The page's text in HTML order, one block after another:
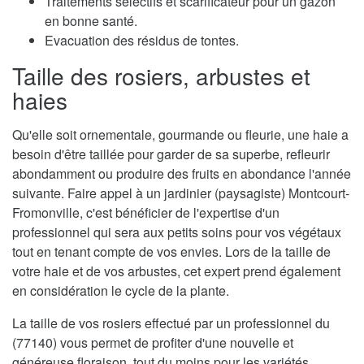
en bonne santé.
Evacuation des résidus de tontes.
Taille des rosiers, arbustes et
haies
Qu'elle soit ornementale, gourmande ou fleurie, une haie a
besoin d'être taillée pour garder de sa superbe, refleurir
abondamment ou produire des fruits en abondance l'année
suivante. Faire appel à un jardinier (paysagiste) Montcourt-
Fromonville, c'est bénéficier de l'expertise d'un
professionnel qui sera aux petits soins pour vos végétaux
tout en tenant compte de vos envies. Lors de la taille de
votre haie et de vos arbustes, cet expert prend également
en considération le cycle de la plante.
La taille de vos rosiers effectué par un professionnel du
(77140) vous permet de profiter d'une nouvelle et